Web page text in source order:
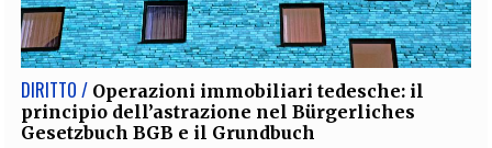
DIRITTO / Operazioni immobiliari tedesche: il
principio dell’astrazione nel Bürgerliches
Gesetzbuch BGB e il Grundbuch